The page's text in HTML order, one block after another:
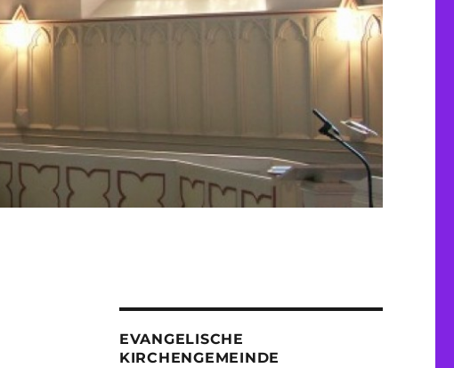
EVANGELISCHE
KIRCHENGEMEINDE